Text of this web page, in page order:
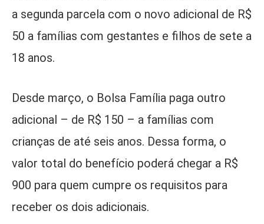
a segunda parcela com o novo adicional de R$
50 a famílias com gestantes e filhos de sete a
18 anos.
Desde março, o Bolsa Família paga outro
adicional – de R$ 150 – a famílias com
crianças de até seis anos. Dessa forma, o
valor total do benefício poderá chegar a R$
900 para quem cumpre os requisitos para
receber os dois adicionais.